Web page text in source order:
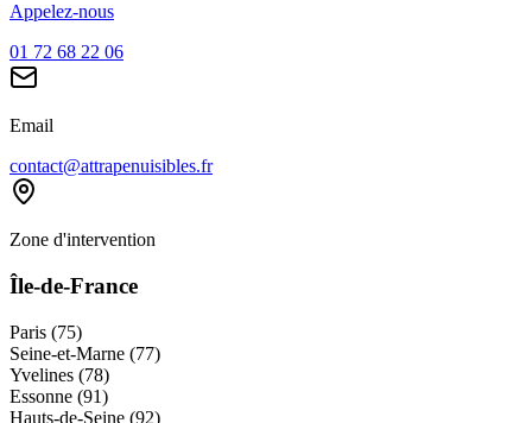
Appelez-nous
01 72 68 22 06
Email
contact@attrapenuisibles.fr
Zone d'intervention
Île-de-France
Paris (75)
Seine-et-Marne (77)
Yvelines (78)
Essonne (91)
Hauts-de-Seine (92)